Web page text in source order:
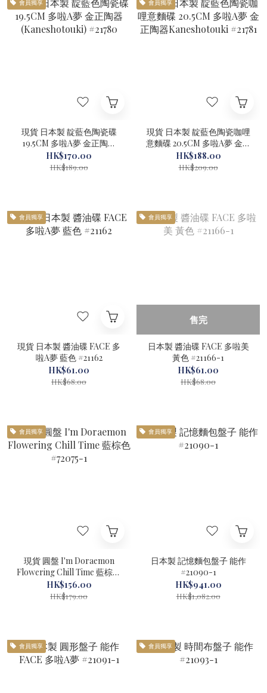
會員獨享
現貨 日本製 靛藍色陶瓷碟
19.5CM 多啦A夢 金正陶器
(Kaneshotouki) #21780
HK$170.00
HK$189.00
會員獨享
現貨 日本製 靛藍色陶瓷咖哩
意麵碟 20.5CM 多啦A夢 金正
陶器Kaneshotouki #21781
HK$188.00
HK$209.00
會員獨享
現貨 日本製 醬油碟 FACE 多
啦A夢 藍色 #21162
HK$61.00
HK$68.00
會員獨享
售完
日本製 醬油碟 FACE 多啦美
黃色 #21166-1
HK$61.00
HK$68.00
會員獨享
現貨 圓盤 I'm Doraemon
Flowering Chill Time 藍棕色
#72075-1
HK$156.00
HK$179.00
會員獨享
日本製 記憶麵包盤子 能作
#21090-1
HK$941.00
HK$1,082.00
會員獨享 會員獨享